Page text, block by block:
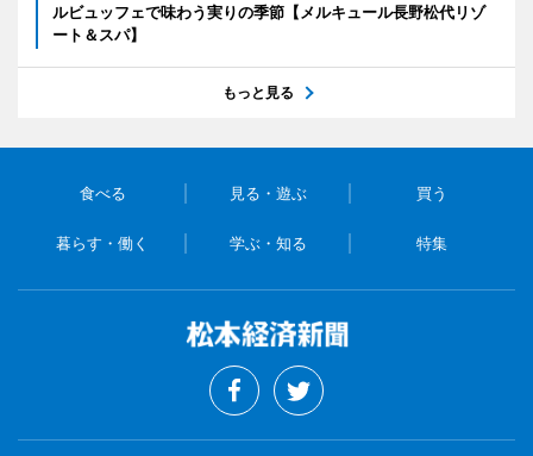
ルビュッフェで味わう実りの季節【メルキュール長野松代リゾ
ート＆スパ】
もっと見る
食べる 見る・遊ぶ 買う
暮らす・働く 学ぶ・知る 特集